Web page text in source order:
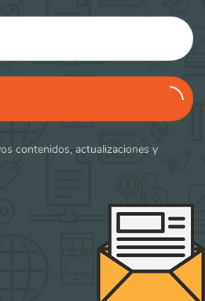
contenidos, actualizaciones y